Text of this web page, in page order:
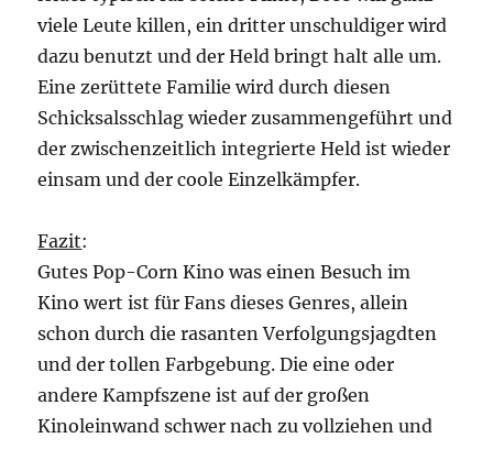
viele Leute killen, ein dritter unschuldiger wird
dazu benutzt und der Held bringt halt alle um.
Eine zerüttete Familie wird durch diesen
Schicksalsschlag wieder zusammengeführt und
der zwischenzeitlich integrierte Held ist wieder
einsam und der coole Einzelkämpfer.
Fazit:
Gutes Pop-Corn Kino was einen Besuch im
Kino wert ist für Fans dieses Genres, allein
schon durch die rasanten Verfolgungsjagdten
und der tollen Farbgebung. Die eine oder
andere Kampfszene ist auf der großen
Kinoleinwand schwer nach zu vollziehen und